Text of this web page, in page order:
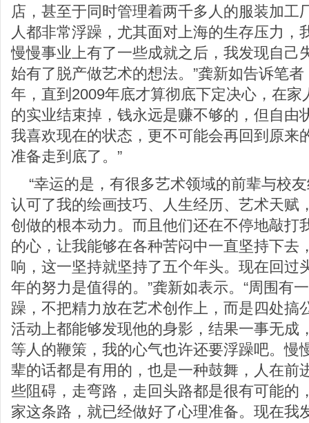
店，甚至于同时管理着两千多人的服装加工
人都非常浮躁，尤其面对上海的生存压力，
慢慢事业上有了一些成就之后，我发现自己
始有了脱产做艺术的想法。”龚新如告诉笔
年，直到2009年底才算彻底下定决心，在
的实业结束掉，钱永远是赚不够的，但自由
我喜欢现在的状态，更不可能会再回到原来
准备走到底了。”
“幸运的是，有很多艺术领域的前辈与校
认可了我的绘画技巧、人生经历、艺术天赋
创做的根本动力。而且他们还在不停地敲打
的心，让我能够在各种苦闷中一直坚持下去
响，这一坚持就坚持了五个年头。现在回过
年的努力是值得的。”龚新如表示。“周围有
躁，不把精力放在艺术创作上，而是四处搞
活动上都能够发现他的身影，结果一事无成
等人的鞭策，我的心气也许还要浮躁吧。慢
辈的话都是有用的，也是一种鼓舞，人在前
些阻碍，走弯路，走回头路都是很有可能的
家这条路，就已经做好了心理准备。现在我